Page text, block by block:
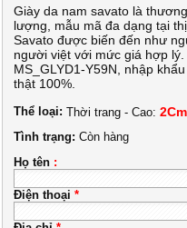
Giày da nam savato là
lượng, mẫu mã đa dạng tại
Savato được biến đến như
người việt với mức giá hợp lý.
MS_GLYD1-Y59N, nhập
thật 100%.
Thể loại: Thời trang - Cao: 2Cm
Tình trạng: Còn hàng
Họ tên :
Điện thoại *